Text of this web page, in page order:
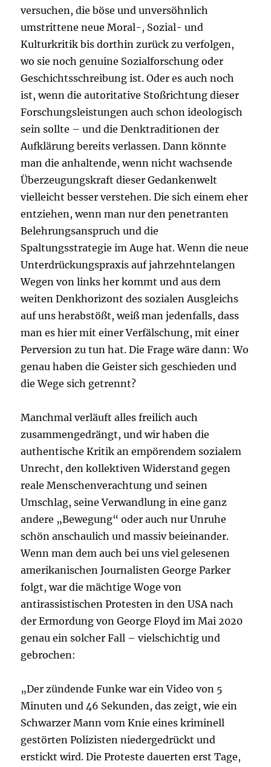
versuchen, die böse und unversöhnlich
umstrittene neue Moral-, Sozial- und
Kulturkritik bis dorthin zurück zu verfolgen,
wo sie noch genuine Sozialforschung oder
Geschichtsschreibung ist. Oder es auch noch
ist, wenn die autoritative Stoßrichtung dieser
Forschungsleistungen auch schon ideologisch
sein sollte – und die Denktraditionen der
Aufklärung bereits verlassen. Dann könnte
man die anhaltende, wenn nicht wachsende
Überzeugungskraft dieser Gedankenwelt
vielleicht besser verstehen. Die sich einem eher
entziehen, wenn man nur den penetranten
Belehrungsanspruch und die
Spaltungsstrategie im Auge hat. Wenn die neue
Unterdrückungspraxis auf jahrzehntelangen
Wegen von links her kommt und aus dem
weiten Denkhorizont des sozialen Ausgleichs
auf uns herabstößt, weiß man jedenfalls, dass
man es hier mit einer Verfälschung, mit einer
Perversion zu tun hat. Die Frage wäre dann: Wo
genau haben die Geister sich geschieden und
die Wege sich getrennt?
Manchmal verläuft alles freilich auch
zusammengedrängt, und wir haben die
authentische Kritik an empörendem sozialem
Unrecht, den kollektiven Widerstand gegen
reale Menschenverachtung und seinen
Umschlag, seine Verwandlung in eine ganz
andere „Bewegung“ oder auch nur Unruhe
schön anschaulich und massiv beieinander.
Wenn man dem auch bei uns viel gelesenen
amerikanischen Journalisten George Parker
folgt, war die mächtige Woge von
antirassistischen Protesten in den USA nach
der Ermordung von George Floyd im Mai 2020
genau ein solcher Fall – vielschichtig und
gebrochen:
„Der zündende Funke war ein Video von 5
Minuten und 46 Sekunden, das zeigt, wie ein
Schwarzer Mann vom Knie eines kriminell
gestörten Polizisten niedergedrückt und
erstickt wird. Die Proteste dauerten erst Tage,